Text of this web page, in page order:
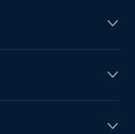


